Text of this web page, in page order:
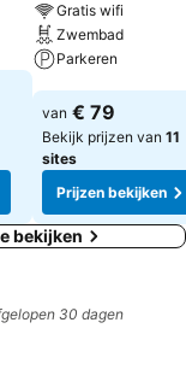
Gratis wifi
Zwembad
Parkeren
Prijzen bekijken
van € 79
Bekijk prijzen van 11
sites
Prijzen bekijken
bekijken
30 dagen